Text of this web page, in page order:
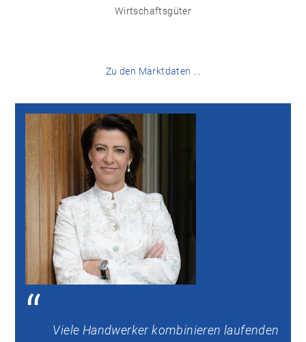
Wirtschaftsgüter
Zu den Marktdaten ...
Viele Handwerker kombinieren laufenden